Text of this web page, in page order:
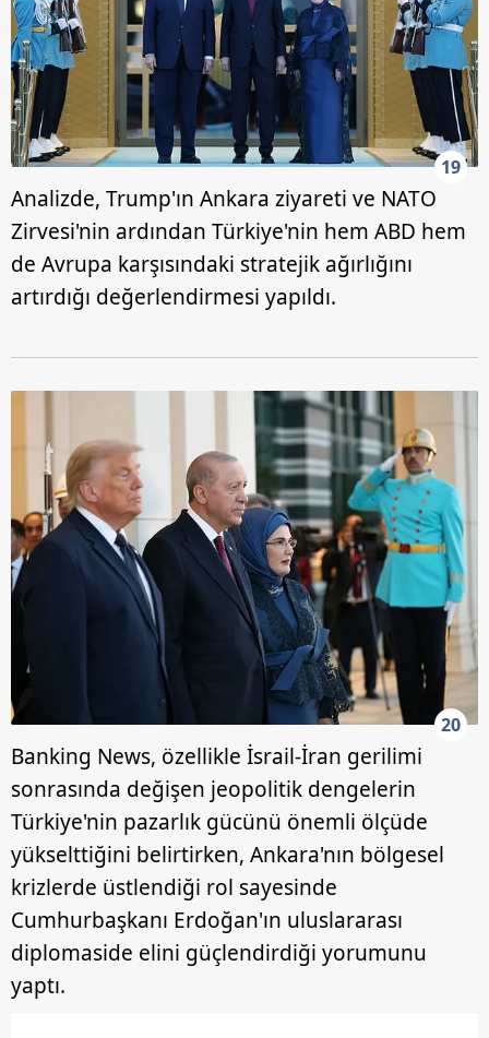
19
Analizde, Trump'ın Ankara ziyareti ve NATO
Zirvesi'nin ardından Türkiye'nin hem ABD hem
de Avrupa karşısındaki stratejik ağırlığını
artırdığı değerlendirmesi yapıldı.
20
Banking News, özellikle İsrail-İran gerilimi
sonrasında değişen jeopolitik dengelerin
Türkiye'nin pazarlık gücünü önemli ölçüde
yükselttiğini belirtirken, Ankara'nın bölgesel
krizlerde üstlendiği rol sayesinde
Cumhurbaşkanı Erdoğan'ın uluslararası
diplomaside elini güçlendirdiği yorumunu
yaptı.